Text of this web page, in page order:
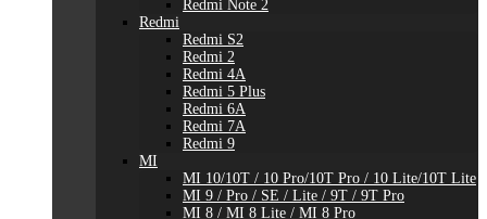
Redmi Note 2
Redmi
Redmi S2
Redmi 2
Redmi 4A
Redmi 5 Plus
Redmi 6A
Redmi 7A
Redmi 9
MI
MI 10/10T / 10 Pro/10T Pro / 10 Lite/10T Lite
MI 9 / Pro / SE / Lite / 9T / 9T Pro
MI 8 / MI 8 Lite / MI 8 Pro